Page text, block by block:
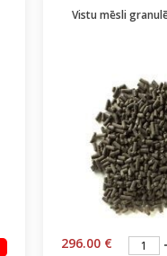
Vistu mēsli
296.00 €